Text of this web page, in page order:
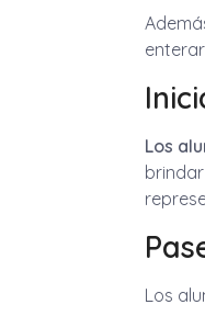
Los
Los